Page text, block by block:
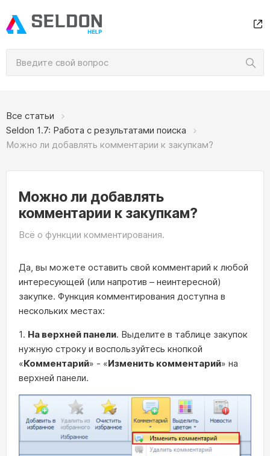
Все статьи
Seldon 1.7: Работа с результатами поиска
Можно ли добавлять комментарии к закупкам?
Можно ли добавлять
комментарии к закупкам?
Всё о функции комментирования.
Да, вы можете оставить свой комментарий к любой
интересующей (или напротив – неинтересной)
закупке. Функция комментирования доступна в
нескольких местах:
1. На верхней панели. Выделите в таблице закупок
нужную строку и воспользуйтесь кнопкой
«Комментарий» - «Изменить комментарий» на
верхней панели.